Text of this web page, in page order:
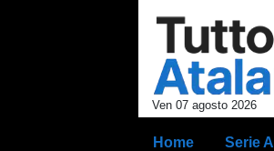
Ven 07 agosto 2026
Home Serie A